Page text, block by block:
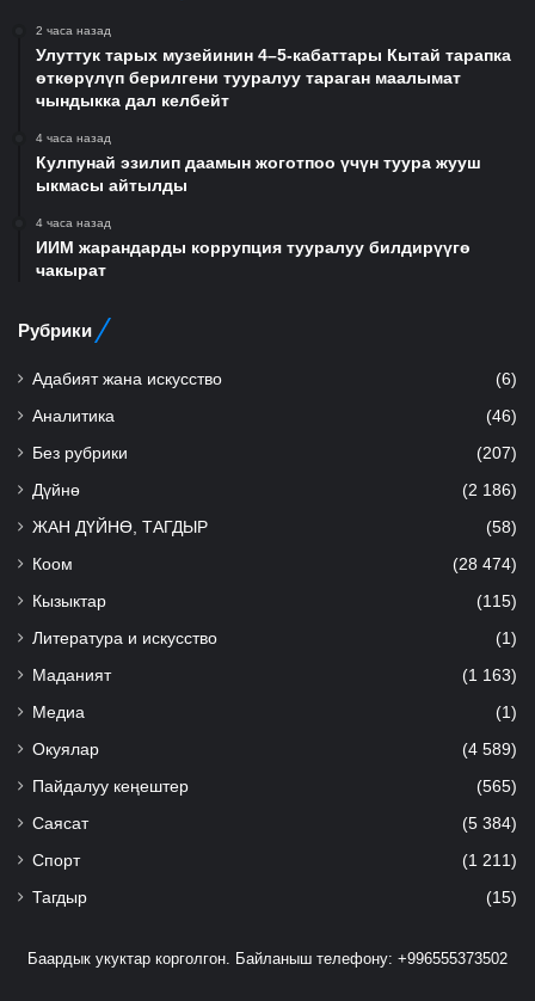
2 часа назад
Улуттук тарых музейинин 4–5-кабаттары Кытай тарапка
өткөрүлүп берилгени тууралуу тараган маалымат
чындыкка дал келбейт
4 часа назад
Кулпунай эзилип даамын жоготпоо үчүн туура жууш
ыкмасы айтылды
4 часа назад
ИИМ жарандарды коррупция тууралуу билдирүүгө
чакырат
Рубрики
Адабият жана искусство (6)
Аналитика (46)
Без рубрики (207)
Дүйнө (2 186)
ЖАН ДҮЙНӨ, ТАГДЫР (58)
Коом (28 474)
Кызыктар (115)
Литература и искусство (1)
Маданият (1 163)
Медиа (1)
Окуялар (4 589)
Пайдалуу кеңештер (565)
Саясат (5 384)
Спорт (1 211)
Тагдыр (15)
Баардык укуктар корголгон. Байланыш телефону: +996555373502